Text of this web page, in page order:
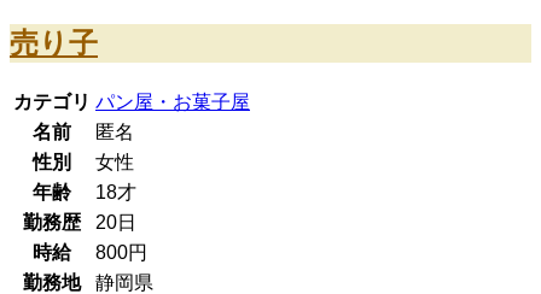
売り子
カテゴリ パン屋・お菓子屋
名前
匿名
性別
女性
年齢
18才
勤務歴
20日
時給
800円
勤務地
静岡県